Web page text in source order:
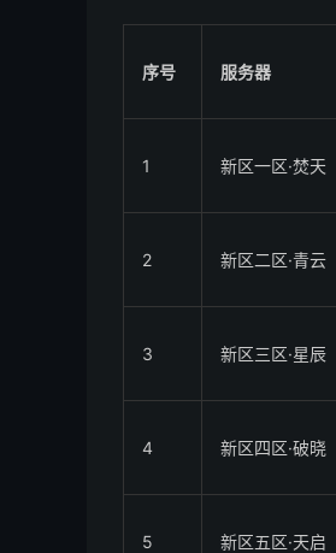
序号 服务器
1 新区一区·焚天
2 新区二区·青云
3 新区三区·星辰
4 新区四区·破晓
5 新区五区·天启